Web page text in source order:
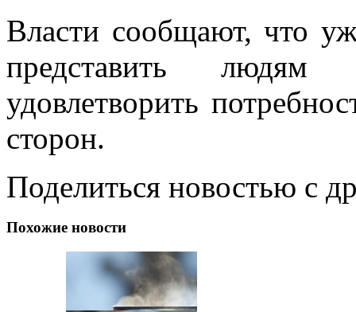
Власти сообщают, что
представить
удовлетворить
сторон.
Поделиться новостью с
Похожие новости